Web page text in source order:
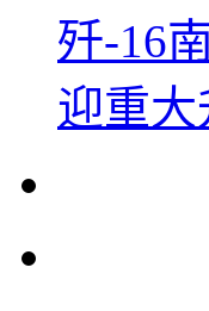
歼-16
迎重大